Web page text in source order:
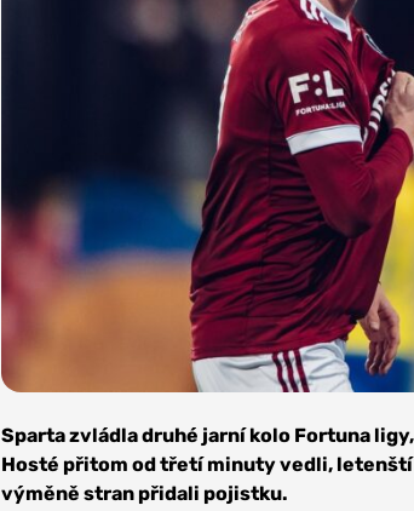
Sparta Praha
Sparta zvládla druhé jarní kolo Fortuna
Hosté přitom od třetí minuty vedli,
výměně stran přidali pojistku.